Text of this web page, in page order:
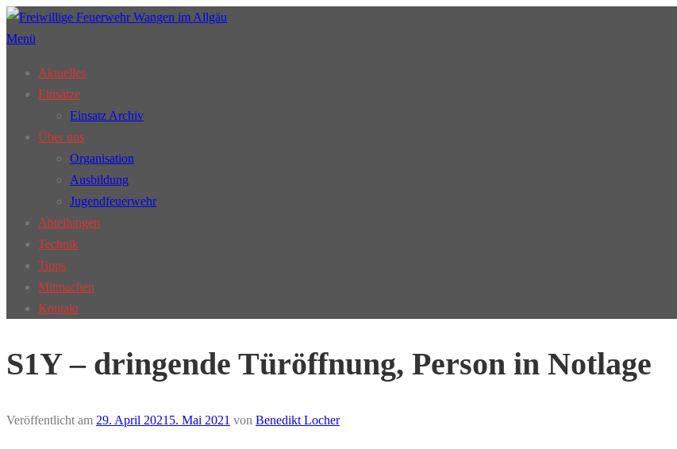
Zum
Inhalt
Menü
Aktuelles
Einsätze
Einsatz Archiv
Über uns
Organisation
Ausbildung
Jugendfeuerwehr
Abteilungen
Technik
Tipps
Mitmachen
Kontakt
S1Y – dringende Türöffnung, Person in Notlage
Veröffentlicht am 29. April 2021 5. Mai 2021 von Benedikt Locher